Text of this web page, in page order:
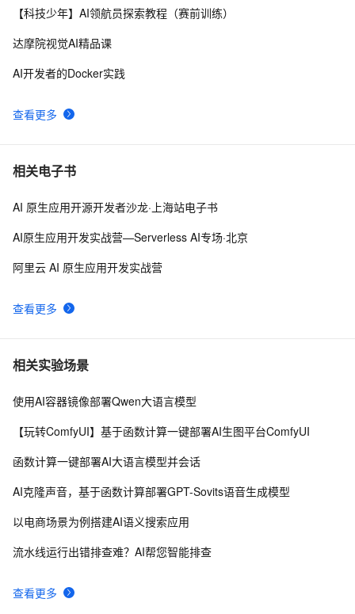
10【学习记录】《DeepLearning.ai》第十课：卷积神经网
查看更多
【科技少年】AI领航员探索教程（赛前训练）
达摩院视觉AI精品课
AI开发者的Docker实践
相关电子书
查看更多
AI 原生应用开源开发者沙龙·上海站电子书
AI原生应用开发实战营—Serverless AI专场·北京
阿里云 AI 原生应用开发实战营
相关实验场景
查看更多
使用AI容器镜像部署Qwen大语言模型
【玩转ComfyUI】基于函数计算一键部署AI生图平台ComfyUI
函数计算一键部署AI大语言模型并会话
AI克隆声音，基于函数计算部署GPT-Sovits语音生成模型
以电商场景为例搭建AI语义搜索应用
流水线运行出错排查难？AI帮您智能排查